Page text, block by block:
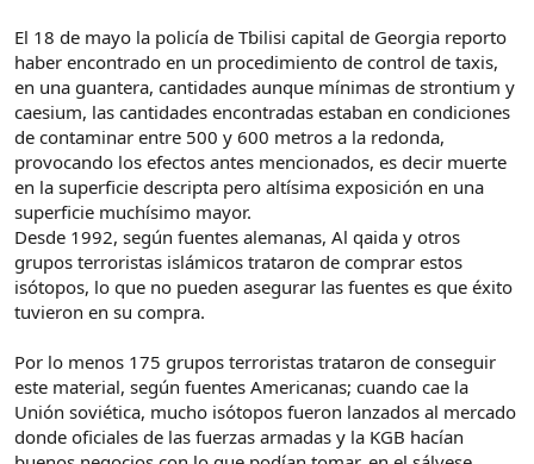
El 18 de mayo la policía de Tbilisi capital de Georgia reporto
haber encontrado en un procedimiento de control de taxis,
en una guantera, cantidades aunque mínimas de strontium y
caesium, las cantidades encontradas estaban en condiciones
de contaminar entre 500 y 600 metros a la redonda,
provocando los efectos antes mencionados, es decir muerte
en la superficie descripta pero altísima exposición en una
superficie muchísimo mayor.
Desde 1992, según fuentes alemanas, Al qaida y otros
grupos terroristas islámicos trataron de comprar estos
isótopos, lo que no pueden asegurar las fuentes es que éxito
tuvieron en su compra.
Por lo menos 175 grupos terroristas trataron de conseguir
este material, según fuentes Americanas; cuando cae la
Unión soviética, mucho isótopos fueron lanzados al mercado
donde oficiales de las fuerzas armadas y la KGB hacían